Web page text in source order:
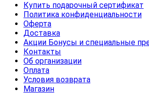
Купить подарочный сертификат
Политика конфиденциальности
Оферта
Доставка
Акции Бонусы и специальные
Контакты
Об организации
Оплата
Условия возврата
Магазин